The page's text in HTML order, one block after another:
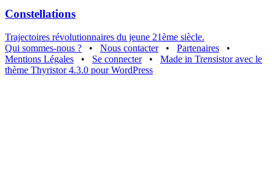
Constellations
Trajectoires révolutionnaires du jeune 21ème siècle.
Qui sommes-nous ?
• Nous contacter • Partenaires
•
Mentions Légales
• Se connecter • Made in Trensistor avec le
thème Thyristor 4.3.0 pour WordPress